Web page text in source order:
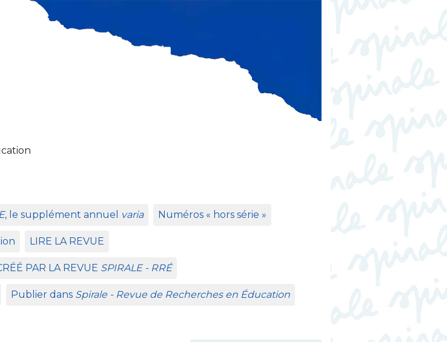
, le supplément annuel varia Numéros « hors série »
LIRE LA REVUE
ÉÉ PAR LA REVUE SPIRALE- RRÉ
Publier dans Spirale - Revue de Recherches en Éducation